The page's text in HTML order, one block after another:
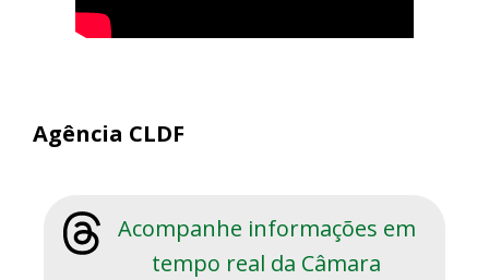
Agência CLDF
Acompanhe informações em
tempo real da Câmara